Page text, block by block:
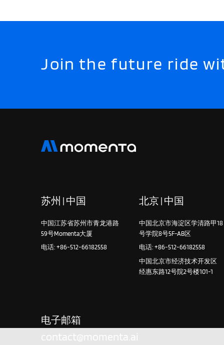
Join the future ride
苏州 | 中国
中国江苏省苏州市青龙港路
59号Momenta大厦
电话: +86-512-66182558
北京 | 中国
中国北京市海淀区学清路甲18
号学院8号5F-AB区
电话: +86-512-66182558
中国北京市经济技术开发区
经惠东路12号院2号楼101-1
电子邮箱
contact@momenta.ai